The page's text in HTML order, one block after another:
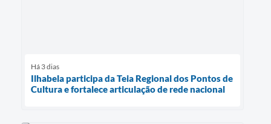
Há 3 dias
Ilhabela participa da Teia Regional dos Pontos de
Cultura e fortalece articulação de rede nacional